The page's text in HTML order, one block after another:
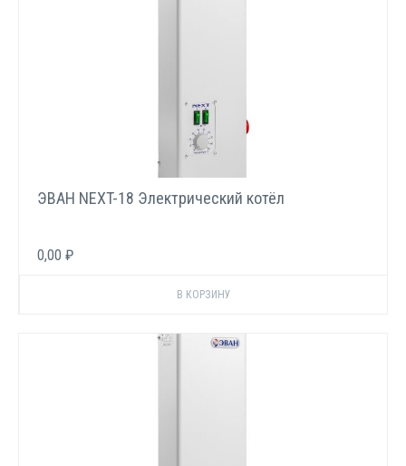
ЭВАН NEXT-18 Электрический котёл
0,00 ₽